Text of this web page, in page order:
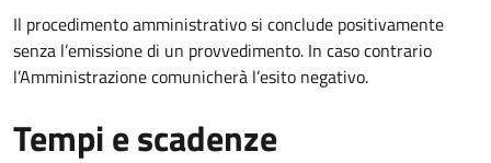
Il procedimento amministrativo si conclude positivamente
senza l’emissione di un provvedimento. In caso contrario
l’Amministrazione comunicherà l’esito negativo.
Tempi e scadenze